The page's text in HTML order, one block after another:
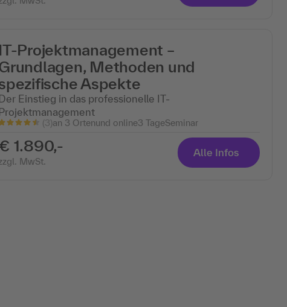
IT-Projektmanagement –
Methoden und
Aspekte
Einstieg in das professionelle IT-
(3)an 3 Ortenund online3 TageSeminar
1.890,-
MwSt.
Alle Infos